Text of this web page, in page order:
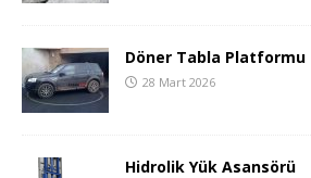
Döner Tabla Platformu
28 Mart 2026
Hidrolik Yük Asansörü